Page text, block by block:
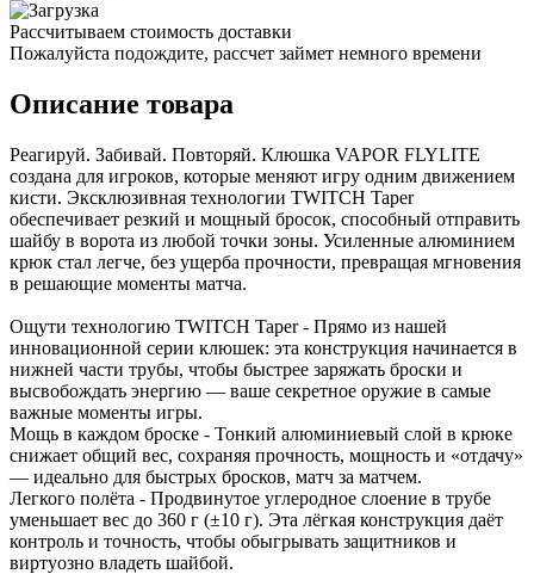
Рассчитываем стоимость доставки
Пожалуйста подождите, рассчет займет немного времени
Описание товара
Реагируй. Забивай. Повторяй. Клюшка VAPOR FLYLITE
создана для игроков, которые меняют игру одним движением
кисти. Эксклюзивная технологии TWITCH Taper
обеспечивает резкий и мощный бросок, способный отправить
шайбу в ворота из любой точки зоны. Усиленные алюминием
крюк стал легче, без ущерба прочности, превращая мгновения
в решающие моменты матча.
Ощути технологию TWITCH Taper - Прямо из нашей
инновационной серии клюшек: эта конструкция начинается в
нижней части трубы, чтобы быстрее заряжать броски и
высвобождать энергию — ваше секретное оружие в самые
важные моменты игры.
Мощь в каждом броске - Тонкий алюминиевый слой в крюке
снижает общий вес, сохраняя прочность, мощность и «отдачу»
— идеально для быстрых бросков, матч за матчем.
Легкого полёта - Продвинутое углеродное слоение в трубе
уменьшает вес до 360 г (±10 г). Эта лёгкая конструкция даёт
контроль и точность, чтобы обыгрывать защитников и
виртуозно владеть шайбой.